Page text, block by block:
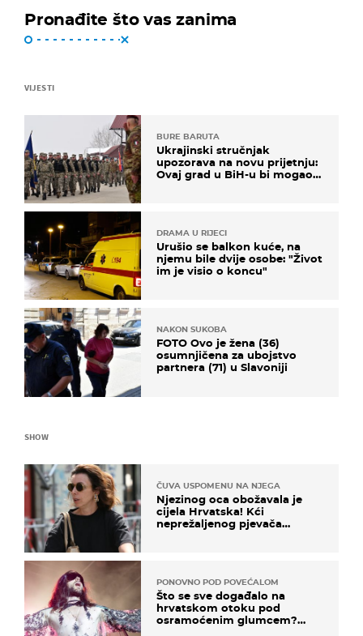
Pronađite što vas zanima
VIJESTI
BURE BARUTA
Ukrajinski stručnjak
upozorava na novu prijetnju:
Ovaj grad u BiH-u bi mogao
DRAMA U RIJECI
Urušio se balkon kuće, na
njemu bile dvije osobe: "Život
im je visio o koncu"
NAKON SUKOBA
FOTO Ovo je žena (36)
osumnjičena za ubojstvo
partnera (71) u Slavoniji
SHOW
ČUVA USPOMENU NA NJEGA
Njezinog oca obožavala je
cijela Hrvatska! Kći
neprežaljenog pjevača
PONOVNO POD POVEĆALOM
Što se sve događalo na
hrvatskom otoku pod
osramoćenim glumcem?